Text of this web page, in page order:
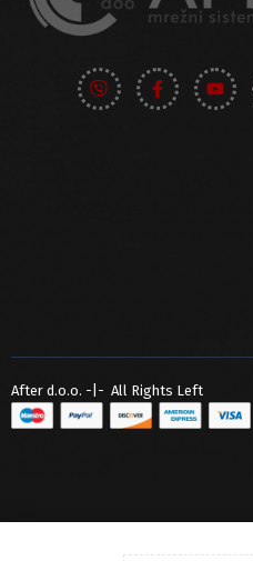
After d.o.o. -|- All Rights Left